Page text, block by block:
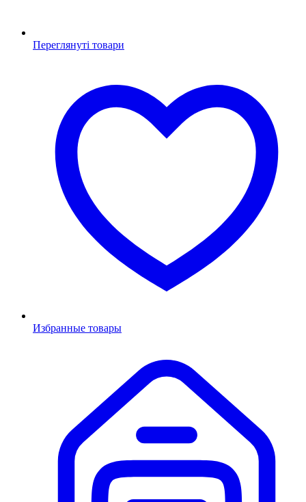
Переглянуті товари
Избранные товары